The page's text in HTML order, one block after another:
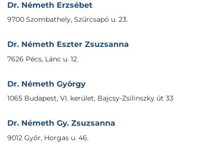
Dr. Németh Erzsébet
9700 Szombathely, Szűrcsapó u. 23.
Dr. Németh Eszter Zsuzsanna
7626 Pécs, Lánc u. 12.
Dr. Németh György
1065 Budapest, VI. kerület, Bajcsy-Zsilinszky út 33
Dr. Németh Gy. Zsuzsanna
9012 Győr, Horgas u. 46.